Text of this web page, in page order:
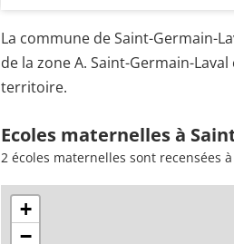
La commune de Saint-Germain-
de la zone A. Saint-Germain-
territoire.
Ecoles maternelles à
2 écoles maternelles sont recensées
+
−